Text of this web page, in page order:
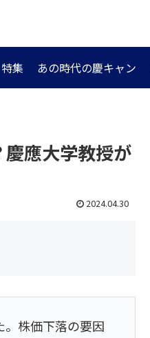
特集 あの時代の慶キャン
應大学教授が
2024.04.30
。株価下落の要因